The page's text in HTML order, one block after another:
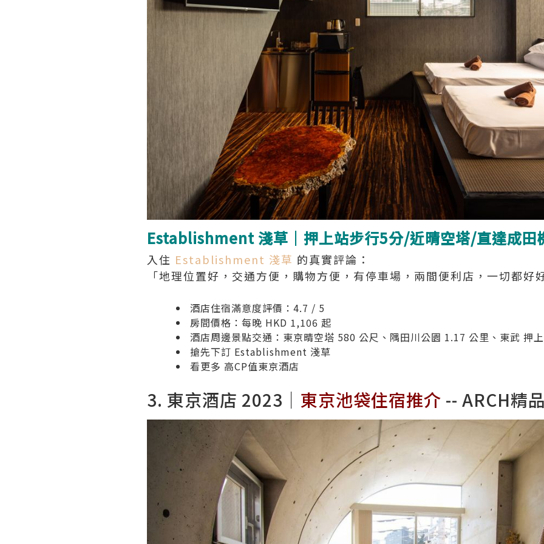
Establishment 淺草｜押上站步行5分/近晴空塔/直達成田
入住 Establishment 淺草 的真實評論：
「地理位置好，交通方便，購物方便，有停車場，兩間便利店，一切都好
酒店住宿滿意度評價：4.7 / 5
房間價格：每晚 HKD 1,106 起
酒店周邊景點交通：東京晴空塔 580 公尺、隅田川公園 1.17 公里、東武 押
搶先下訂 Establishment 淺草
看更多 高CP值東京酒店
3. 東京酒店 2023｜ 東京池袋住宿推介 -- ARCH精